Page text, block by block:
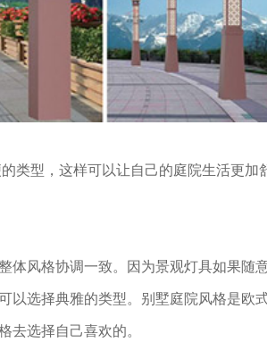
类型，这样可以让自己的庭院生活更加
体风格协调一致。因为景观灯具如果随
以选择典雅的类型。别墅庭院风格是欧
去选择自己喜欢的。